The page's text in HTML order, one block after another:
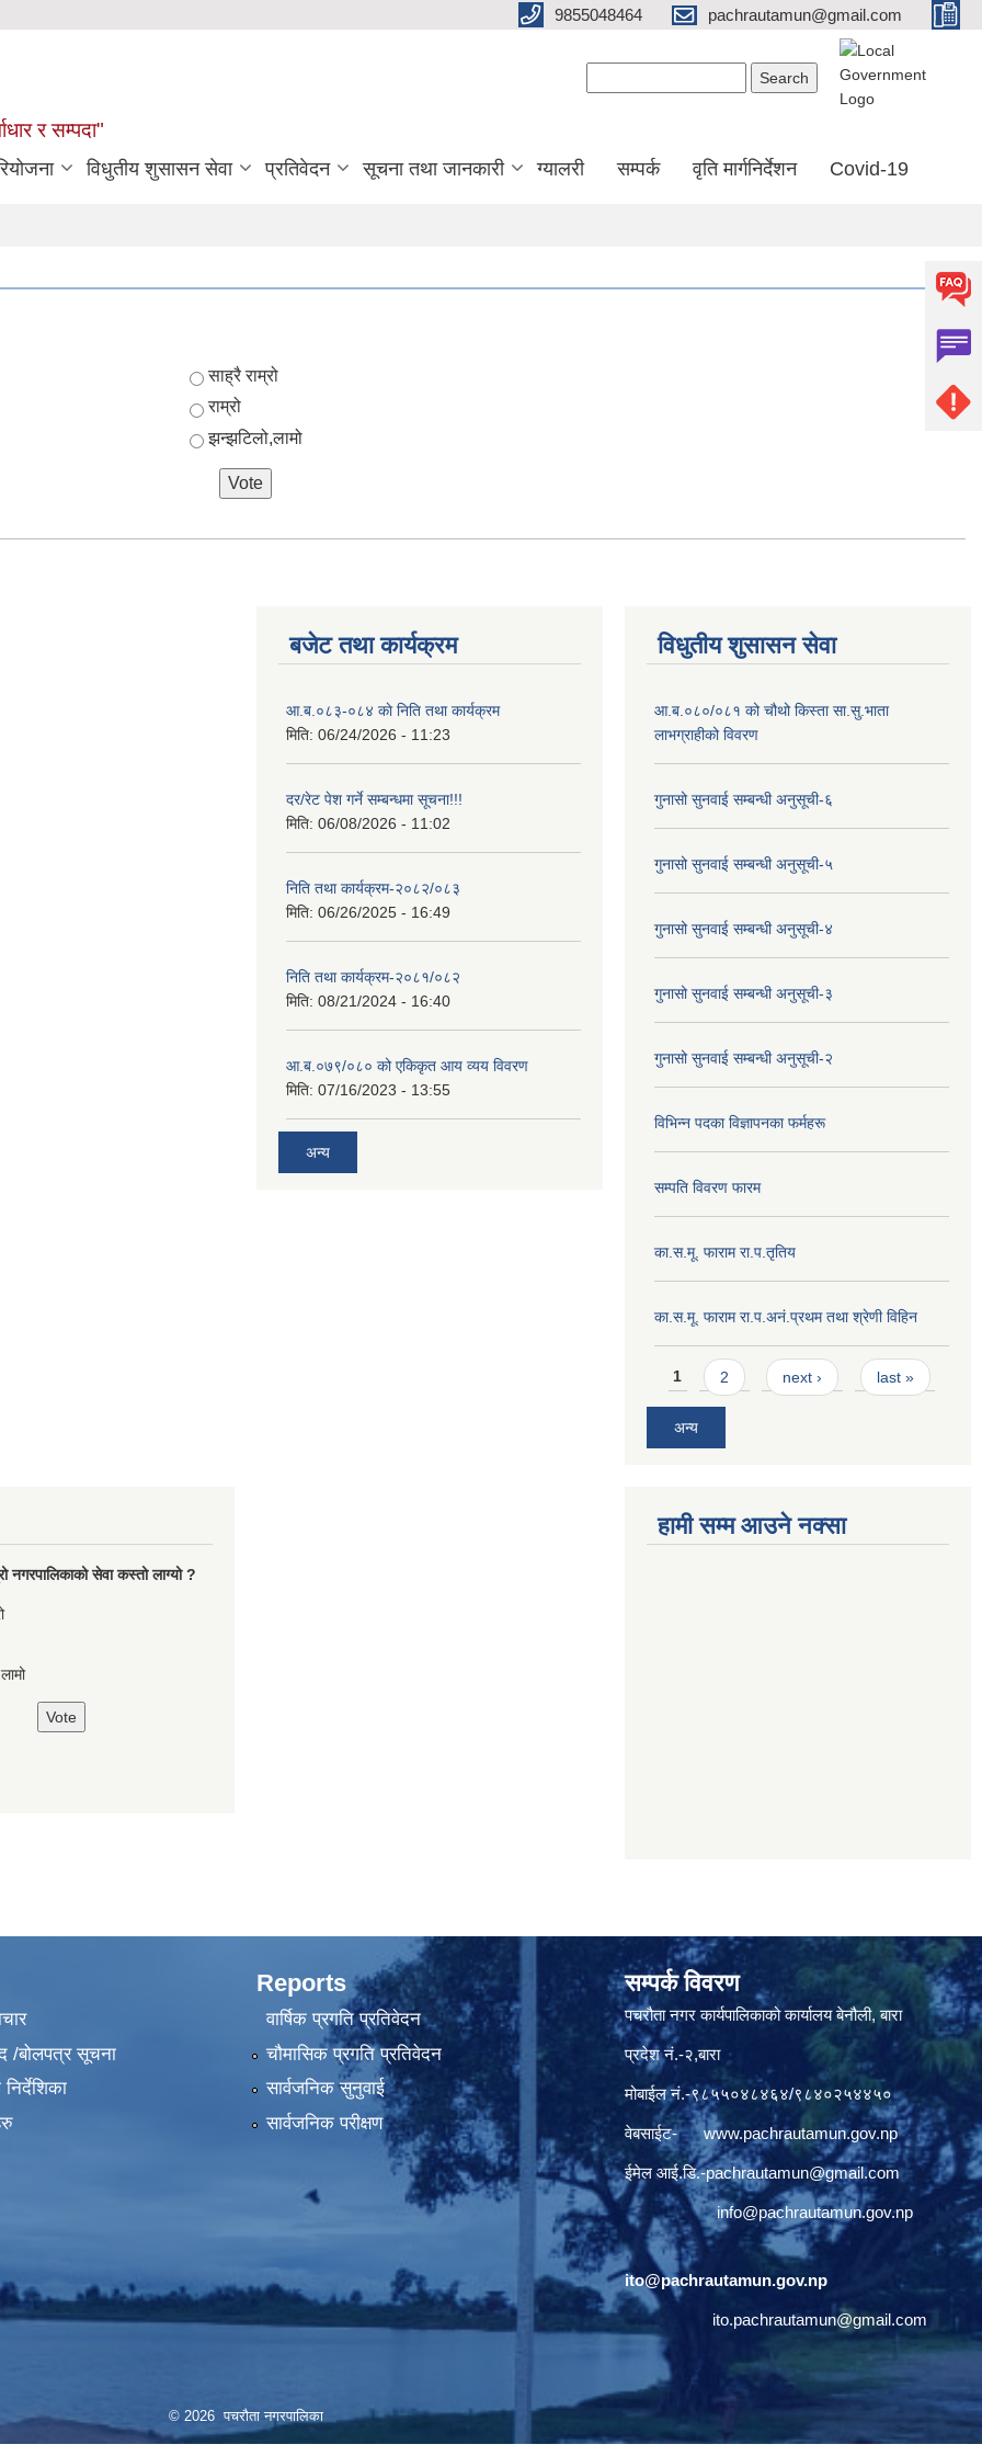
9855048464 pachrautamun@gmail.com
र सम्पदा"
विधुतीय शुसासन सेवा प्रतिवेदन सूचना तथा जानकारी ग्यालरी सम्पर्क वृति मार्गनिर्देशन Covid-19
Choices
साह्रै राम्रो
राम्रो
झन्झटिलो,लामो
बजेट तथा कार्यक्रम
आ.ब.०८३-०८४ काे निति तथा कार्यक्रम
मिति: 06/24/2026 - 11:23
दर/रेट पेश गर्ने सम्बन्धमा सूचना!!!
मिति: 06/08/2026 - 11:02
निति तथा कार्यक्रम-२०८२/०८३
मिति: 06/26/2025 - 16:49
निति तथा कार्यक्रम-२०८१/०८२
मिति: 08/21/2024 - 16:40
आ.ब.०७९/०८० को एकिकृत आय व्यय विवरण
मिति: 07/16/2023 - 13:55
अन्य
विधुतीय शुसासन सेवा
आ.ब.०८०/०८१ को चौथो किस्ता सा.सु.भाता
लाभग्राहीको विवरण
गुनासो सुनवाई सम्बन्धी अनुसूची-६
गुनासो सुनवाई सम्बन्धी अनुसूची-५
गुनासो सुनवाई सम्बन्धी अनुसूची-४
गुनासो सुनवाई सम्बन्धी अनुसूची-३
गुनासो सुनवाई सम्बन्धी अनुसूची-२
विभिन्न पदका विज्ञापनका फर्महरू
सम्पति विवरण फारम
का.स.मू. फाराम रा.प.तृतिय
का.स.मू. फाराम रा.प.अनं.प्रथम तथा श्रेणी विहिन
Pages
1 2 next › last »
अन्य
नगरपालिकाको सेवा कस्तो लाग्यो ?
हामी सम्म आउने नक्सा
/बोलपत्र सूचना
Reports
वार्षिक प्रगति प्रतिवेदन
चौमासिक प्रगति प्रतिवेदन
सार्वजनिक सुनुवाई
सार्वजनिक परीक्षण
सम्पर्क विवरण
पचरौता नगर कार्यपालिकाको कार्यालय बेनौली, बारा
प्रदेश नं.-२,बारा
मोबाईल नं.-९८५५०४८४६४/९८४०२५४४५०
वेबसाईट-www.pachrautamun.gov.np
ईमेल आई.डि.-pachrautamun@gmail.com
info@pachrautamun.gov.np
ito@pachrautamun.gov.np
ito.pachrautamun@gmail.com
© 2026 पचरौता नगरपालिका